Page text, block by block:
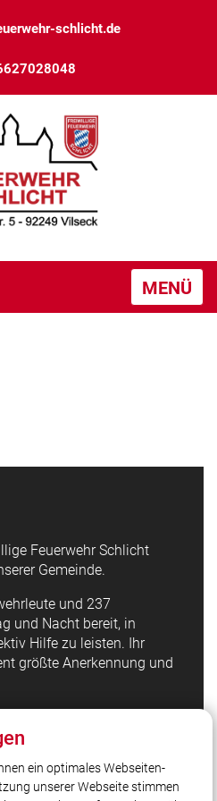
schlicht.de
MENÜ
Feuerwehr Schlicht
Gemeinde.
und 237
und Nacht bereit, in
Hilfe zu leisten. Ihr
größte Anerkennung und
ein optimales Webseiten-
unserer Webseite stimmen